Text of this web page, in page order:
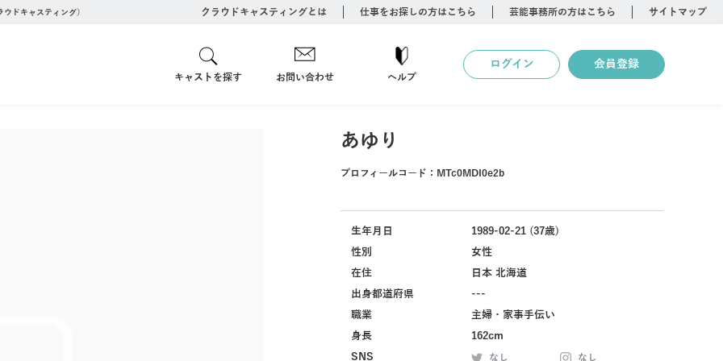
ドキャスティング） クラウドキャスティングとは 仕事をお探しの方はこちら 芸能事務所の方はこちら サイトマップ
キャストを探す お問い合わせ ヘルプ
ログイン 会員登録
あゆり
プロフィールコード： MTc0MDI0e2b
生年月日
1989-02-21 (37歳)
性別
女性
在住
日本 北海道
出身都道府県
---
職業
主婦・家事手伝い
身長
162cm
SNS
なし なし